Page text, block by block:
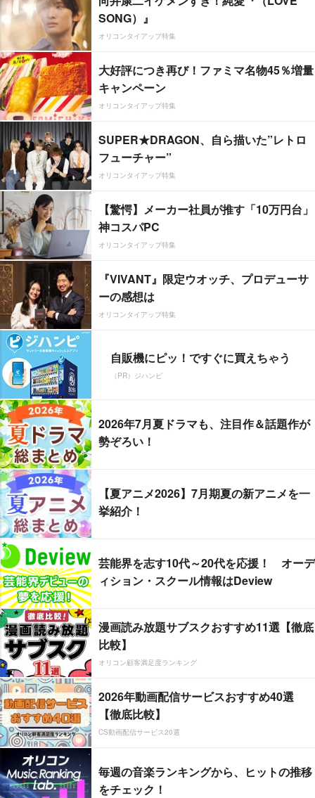
SONG）』
オリコンタイアップ特集
大好評につき再び！ファミマ名物45％増量
キャンペーン
オリコンタイアップ特集
SUPER★DRAGON、自ら描いた”レトロ
フューチャー”
オリコンタイアップ特集
【驚愕】メーカー社員が推す「10万円台」
神コスパPC
オリコンタイアップ特集
『VIVANT』限定ウオッチ、プロデューサ
ーの感想は
オリコンタイアップ特集
自販機にピッ！ですぐに買えちゃう
（PR）ジハンピ
2026年7月夏ドラマも、注目作＆話題作が
勢ぞろい！
【夏アニメ2026】7月期夏の新アニメを一
挙紹介！
芸能界を志す10代～20代を応援！ オーデ
ィション・スクール情報はDeview
漫画読み放題サブスクおすすめ11選【徹底
比較】
オリコン顧客満足度ランキング
2026年動画配信サービスおすすめ40選
【徹底比較】
CS動画配信サービス20選
毎週の音楽ランキングから、ヒットの推移
をチェック！